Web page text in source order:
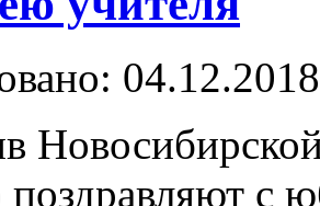
04.12.2018
поздравляют с